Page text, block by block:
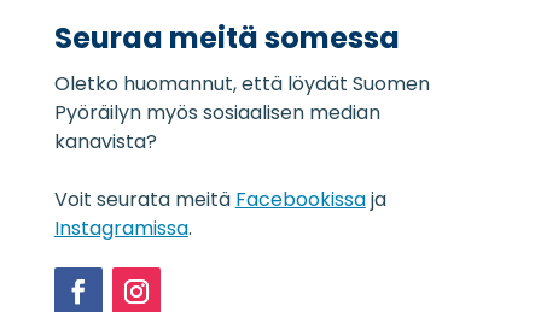
s
l
o
s
*
Seuraa meitä somessa
Oletko huomannut, että löydät Suomen
Pyöräilyn myös sosiaalisen median
kanavista?
Voit seurata meitä Facebookissaja
Instagramissa.